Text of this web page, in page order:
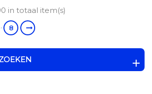
in totaal item(s)
8